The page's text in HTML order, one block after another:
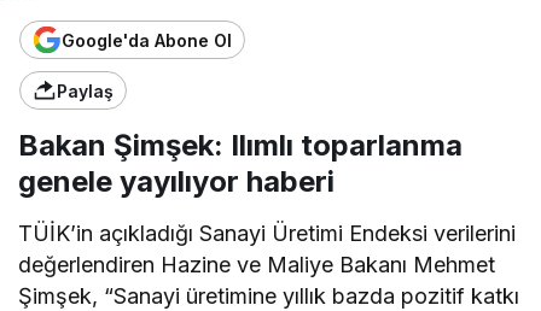
Google'da Abone Ol
Paylaş
Bakan Şimşek: Ilımlı toparlanma
genele yayılıyor haberi
TÜİK’in açıkladığı Sanayi Üretimi Endeksi verilerini
değerlendiren Hazine ve Maliye Bakanı Mehmet
Şimşek, “Sanayi üretimine yıllık bazda pozitif katkı